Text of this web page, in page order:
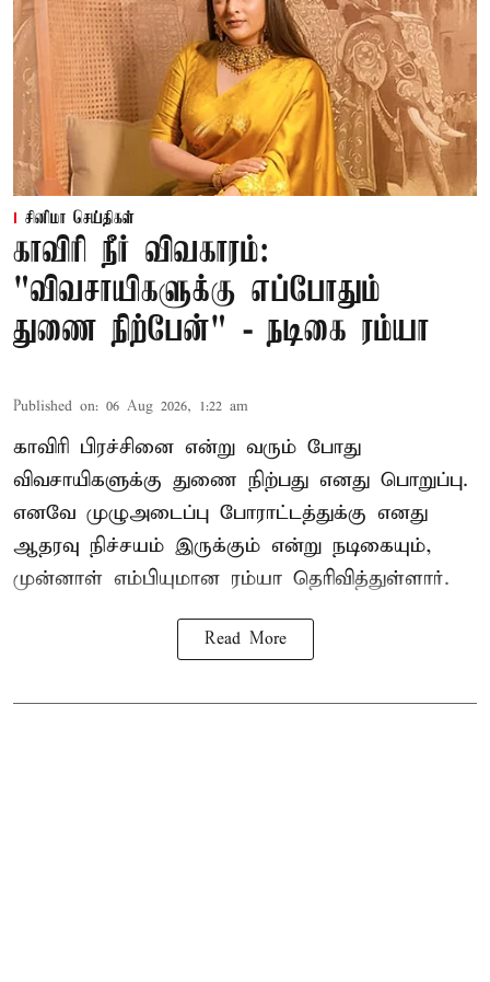
சினிமா செய்திகள்
காவிரி நீர் விவகாரம்:
"விவசாயிகளுக்கு எப்போதும்
துணை நிற்பேன்" - நடிகை ரம்யா
Published on: 06 Aug 2026, 1:22 am
காவிரி பிரச்சினை என்று வரும் போது
விவசாயிகளுக்கு துணை நிற்பது எனது பொறுப்பு.
எனவே முழுஅடைப்பு போராட்டத்துக்கு எனது
ஆதரவு நிச்சயம் இருக்கும் என்று நடிகையும்,
முன்னாள் எம்பியுமான ரம்யா தெரிவித்துள்ளார்.
Read More